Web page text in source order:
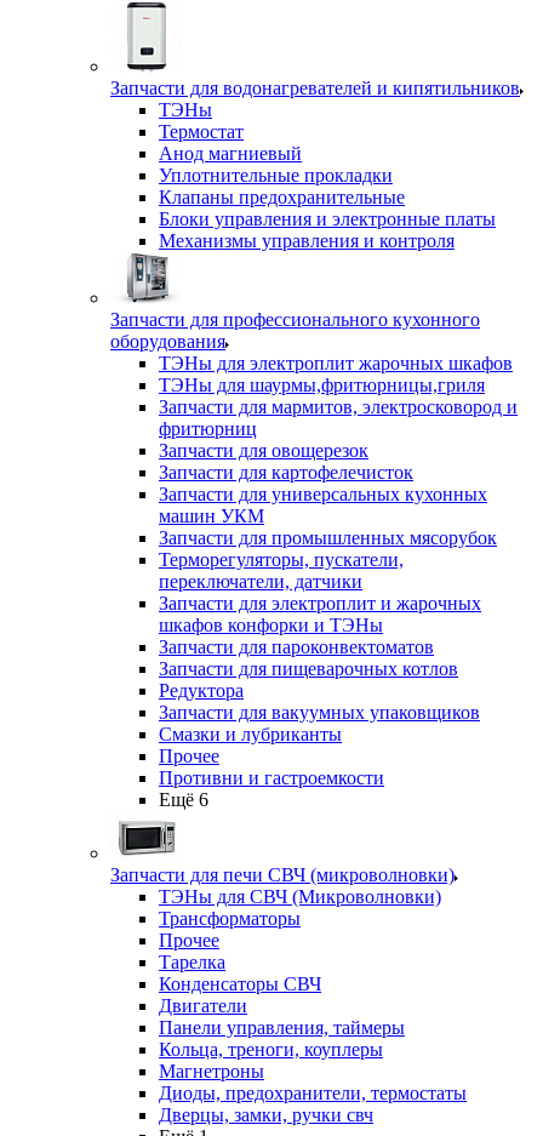
Запчасти для водонагревателей и кипятильников
ТЭНы
Термостат
Анод магниевый
Уплотнительные прокладки
Клапаны предохранительные
Блоки управления и электронные платы
Механизмы управления и контроля
Запчасти для профессионального кухонного
оборудования
ТЭНы для электроплит жарочных шкафов
ТЭНы для шаурмы,фритюрницы,гриля
Запчасти для мармитов, электросковород и
фритюрниц
Запчасти для овощерезок
Запчасти для картофелечисток
Запчасти для универсальных кухонных
машин УКМ
Запчасти для промышленных мясорубок
Терморегуляторы, пускатели,
переключатели, датчики
Запчасти для электроплит и жарочных
шкафов конфорки и ТЭНы
Запчасти для пароконвектоматов
Запчасти для пищеварочных котлов
Редуктора
Запчасти для вакуумных упаковщиков
Смазки и лубриканты
Прочее
Противни и гастроемкости
Ещё 6
Запчасти для печи СВЧ (микроволновки)
ТЭНы для СВЧ (Микроволновки)
Трансформаторы
Прочее
Тарелка
Конденсаторы СВЧ
Двигатели
Панели управления, таймеры
Кольца, треноги, коуплеры
Магнетроны
Диоды, предохранители, термостаты
Дверцы, замки, ручки свч